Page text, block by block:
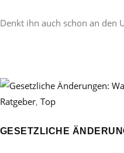
Denkt ihn auch schon an den
Ratgeber, Top
GESETZLICHE